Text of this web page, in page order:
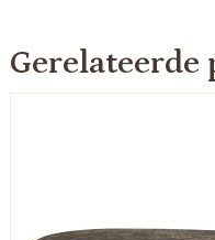
Gerelateerde